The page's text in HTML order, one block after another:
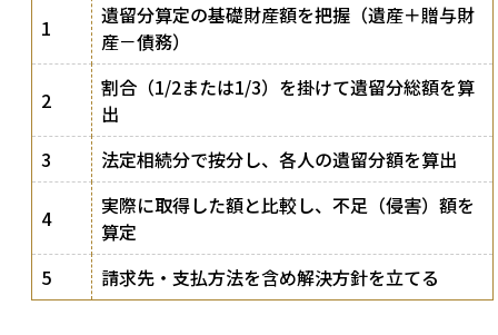
1
遺留分算定の基礎財産額を把握（遺産＋贈与財
産－債務）
2
割合（1/2または1/3）を掛けて遺留分総額を算
出
3
法定相続分で按分し、各人の遺留分額を算出
4
実際に取得した額と比較し、不足（侵害）額を
算定
5
請求先・支払方法を含め解決方針を立てる